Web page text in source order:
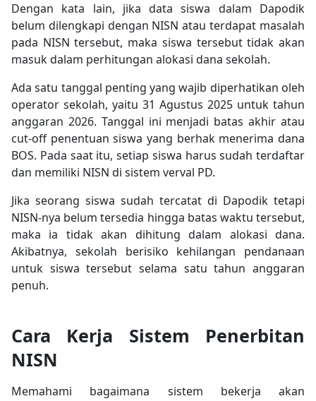
Dengan kata lain, jika data siswa dalam Dapodik
belum dilengkapi dengan NISN atau terdapat masalah
pada NISN tersebut, maka siswa tersebut tidak akan
masuk dalam perhitungan alokasi dana sekolah.
Ada satu tanggal penting yang wajib diperhatikan oleh
operator sekolah, yaitu 31 Agustus 2025 untuk tahun
anggaran 2026. Tanggal ini menjadi batas akhir atau
cut-off penentuan siswa yang berhak menerima dana
BOS. Pada saat itu, setiap siswa harus sudah terdaftar
dan memiliki NISN di sistem verval PD.
Jika seorang siswa sudah tercatat di Dapodik tetapi
NISN-nya belum tersedia hingga batas waktu tersebut,
maka ia tidak akan dihitung dalam alokasi dana.
Akibatnya, sekolah berisiko kehilangan pendanaan
untuk siswa tersebut selama satu tahun anggaran
penuh.
Cara Kerja Sistem Penerbitan
NISN
Memahami bagaimana sistem bekerja akan